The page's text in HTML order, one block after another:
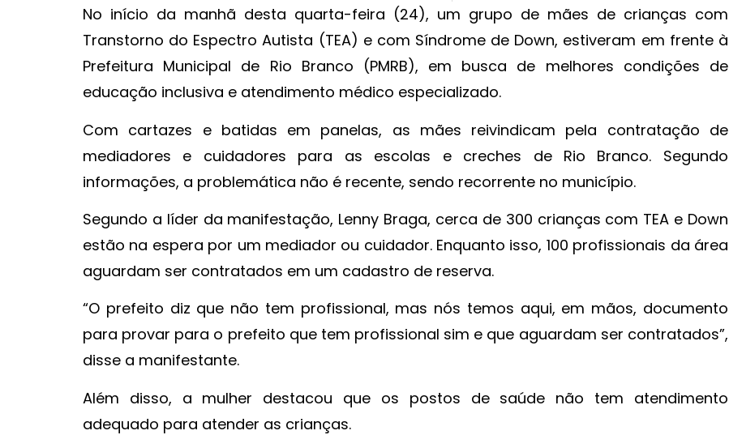
No início da manhã desta quarta-feira (24), um grupo de mães de crianças com
Transtorno do Espectro Autista (TEA) e com Síndrome de Down, estiveram em frente à
Prefeitura Municipal de Rio Branco (PMRB), em busca de melhores condições de
educação inclusiva e atendimento médico especializado.
Com cartazes e batidas em panelas, as mães reivindicam pela contratação de
mediadores e cuidadores para as escolas e creches de Rio Branco. Segundo
informações, a problemática não é recente, sendo recorrente no município.
Segundo a líder da manifestação, Lenny Braga, cerca de 300 crianças com TEA e Down
estão na espera por um mediador ou cuidador. Enquanto isso, 100 profissionais da área
aguardam ser contratados em um cadastro de reserva.
“O prefeito diz que não tem profissional, mas nós temos aqui, em mãos, documento
para provar para o prefeito que tem profissional sim e que aguardam ser contratados”,
disse a manifestante.
Além disso, a mulher destacou que os postos de saúde não tem atendimento
adequado para atender as crianças.